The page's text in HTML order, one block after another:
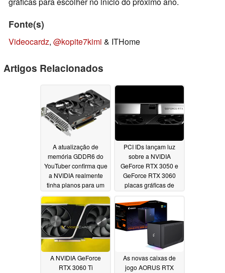
Fonte(s)
Videocardz, @kopite7kimi & ITHome
Artigos Relacionados
A atualização de
memória GDDR6 do
YouTuber confirma que
a NVIDIA realmente
tinha planos para um
RTX 2070 com 16 GB
de VRAM01/24/2021
PCI IDs lançam luz
sobre a NVIDIA
GeForce RTX 3050 e
GeForce RTX 3060
placas gráficas de
A NVIDIA GeForce
RTX 3060 Ti
As novas caixas de
jogo AORUS RTX